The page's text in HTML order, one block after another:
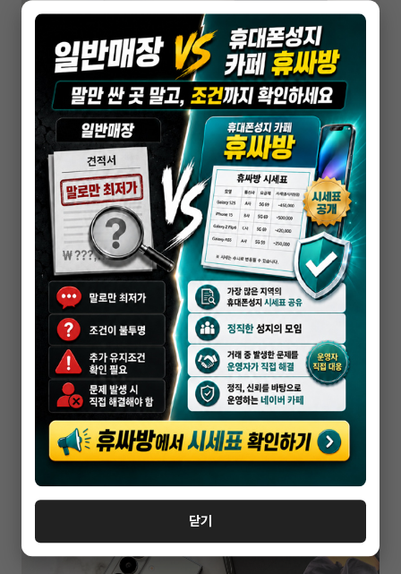
핸드폰 싸게사는법
핸드폰싸게사는법 너무 쉬워요
2026-03-03
휴대폰성지 시세표
휴대폰 성지 시세표 갤럭시S25 아이폰17
가격비교하는 법
2026-03-03
닫기